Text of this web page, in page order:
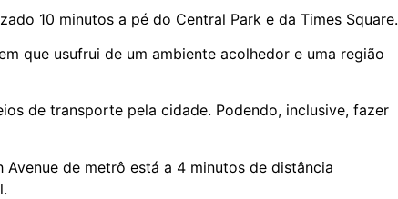
10 minutos a pé do Central Park e da Times Square.
que usufrui de um ambiente acolhedor e uma região
de transporte pela cidade. Podendo, inclusive, fazer
de metrô está a 4 minutos de distância